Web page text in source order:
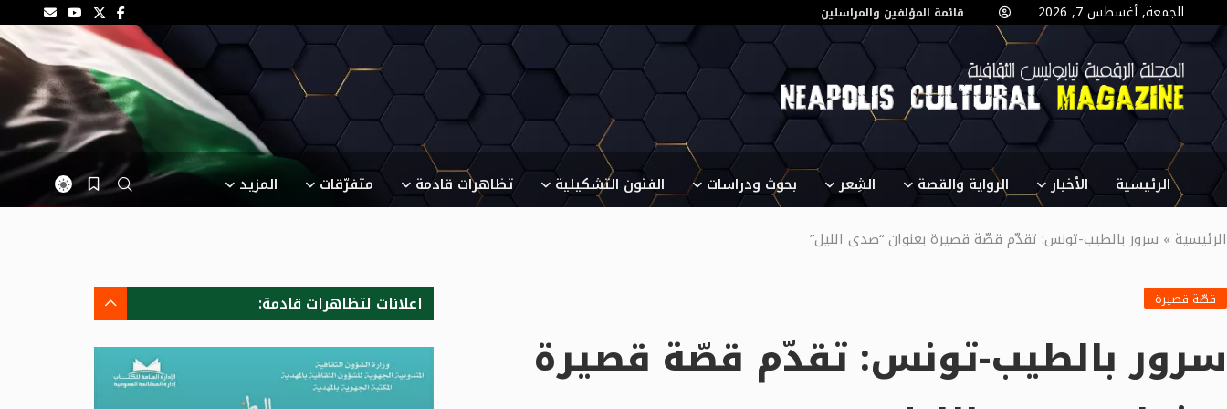
الجمعة, أغسطس 7, 2026 قائمة المؤلفين والمراسلين
الرئيسية الأخبار الرواية والقصة الشِعر بحوث ودراسات الفنون التشكيلية تظاهرات قادمة متفرّقات المزيد
الرئيسية» سرور بالطيب-تونس: تقدّم قصّة قصيرة بعنوان “صدى الليل”
قصّة قصيرة
سرور بالطيب-تونس: تقدّم قصّة قصيرة
اعلانات لتظاهرات قادمة: